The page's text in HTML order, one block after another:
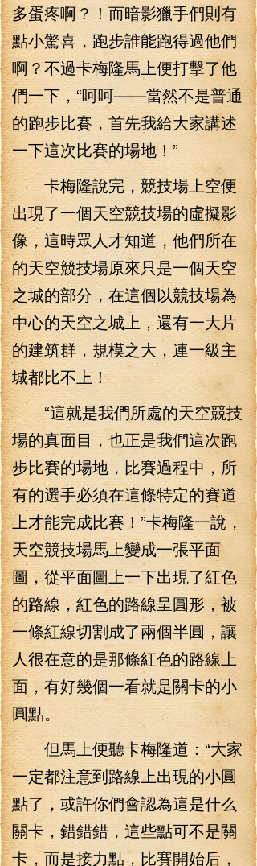
多蛋疼啊？！而暗影獵手們則有
點小驚喜，跑步誰能跑得過他們
啊？不過卡梅隆馬上便打擊了他
們一下，“呵呵——當然不是普通
的跑步比賽，首先我給大家講述
一下這次比賽的場地！”
卡梅隆說完，競技場上空便
出現了一個天空競技場的虛擬影
像，這時眾人才知道，他們所在
的天空競技場原來只是一個天空
之城的部分，在這個以競技場為
中心的天空之城上，還有一大片
的建筑群，規模之大，連一級主
城都比不上！
“這就是我們所處的天空競技
場的真面目，也正是我們這次跑
步比賽的場地，比賽過程中，所
有的選手必須在這條特定的賽道
上才能完成比賽！”卡梅隆一說，
天空競技場馬上變成一張平面
圖，從平面圖上一下出現了紅色
的路線，紅色的路線呈圓形，被
一條紅線切割成了兩個半圓，讓
人很在意的是那條紅色的路線上
面，有好幾個一看就是關卡的小
圓點。
但馬上便聽卡梅隆道：“大家
一定都注意到路線上出現的小圓
點了，或許你們會認為這是什么
關卡，錯錯錯，這些點可不是關
卡，而是接力點，比賽開始后，